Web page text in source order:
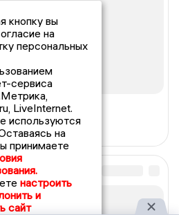
кнопку вы
на
персональных
сервиса
LiveInternet.
используются
на
принимаете
настроить
и
сайт